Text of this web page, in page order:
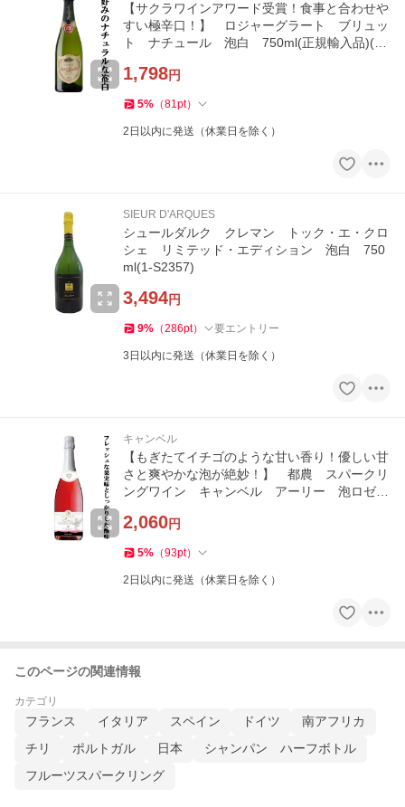
【サクラワインアワード受賞！食事と合わせや
すい極辛口！】 ロジャーグラート ブリュッ
ト ナチュール 泡白 750ml(正規輸入品)(10
1,798円
5% （81pt）
2日以内に発送（休業日を除く）
SIEUR D'ARQUES
シュールダルク クレマン トック・エ・クロ
シェ リミテッド・エディション 泡白 750
ml(1-S2357)
3,494円
9% （286pt） 要エントリー
3日以内に発送（休業日を除く）
キャンベル
【もぎたてイチゴのような甘い香り！優しい甘
さと爽やかな泡が絶妙！】 都農 スパークリ
ングワイン キャンベル アーリー 泡ロゼ
2,060円
5% （93pt）
2日以内に発送（休業日を除く）
このページの関連情報
カテゴリ
フランス イタリア スペイン ドイツ
南アフリカ
チリ
ポルトガル 日本
シャンパン ハーフボトル
フルーツスパークリング